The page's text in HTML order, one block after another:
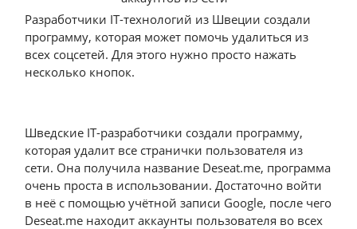
Разработчики IT-технологий из Швеции создали
программу, которая может помочь удалиться из
всех соцсетей. Для этого нужно просто нажать
несколько кнопок.
Шведские IT-разработчики создали программу,
которая удалит все странички пользователя из
сети. Она получила название Deseat.me, программа
очень проста в использовании. Достаточно войти
в неё с помощью учётной записи Google, после чего
Deseat.me находит аккаунты пользователя во всех